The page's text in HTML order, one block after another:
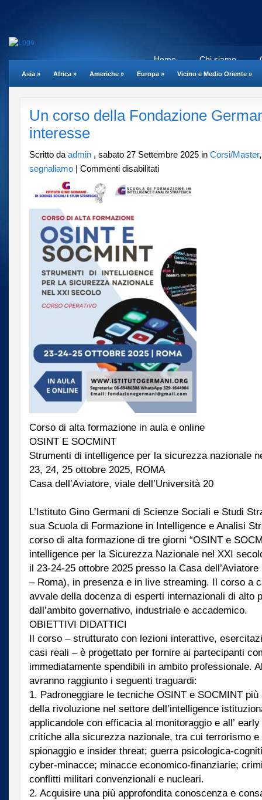
Chi siamo
Home
Asia » Africa » Americhe » Europa » Vicino e Medio Oriente »
Un corso della Fondazione
interesse
Scritto da admin , sabato 27 Settembre 2025 in Corsi/Master
segnaliamo
Commenti disabilitatisu
corso
interesse
Corso di alta formazione in aula e online
OSINT E SOCMINT
Strumenti di intelligence per la sicurezza nazionale
23, 24, 25 ottobre 2025, ROMA
Casa dell’Aviatore, viale dell’Università 20
L’Istituto Gino Germani di Scienze Sociali e Studi
sua Scuola di Formazione in Intelligence e Analisi
corso di alta formazione di tre giorni “OSINT e
intelligence per la Sicurezza Nazionale nel XXI
il 23-24-25 ottobre 2025 presso la Casa
– Roma), in presenza e in live streaming. Il corso a
avvale della docenza di esperti internazionali di alto
dall’ambito governativo, industriale e accademico.
OBIETTIVI DIDATTICI
Il corso – strutturato con lezioni interattive,
casi reali – è progettato per fornire ai partecipanti
immediatamente spendibili in ambito professionale.
avranno raggiunto i seguenti traguardi:
1. Padroneggiare le tecniche OSINT e SOCMINT
della rivoluzione nel settore dell’intelligence
applicandole con efficacia al monitoraggio e all’
critiche alla sicurezza nazionale, tra cui terrorismo
spionaggio e insider threat; guerra psicologica-
cyber-minacce; minacce economico-finanziarie;
conflitti militari convenzionali e nucleari.
2. Acquisire una più approfondita conoscenza e